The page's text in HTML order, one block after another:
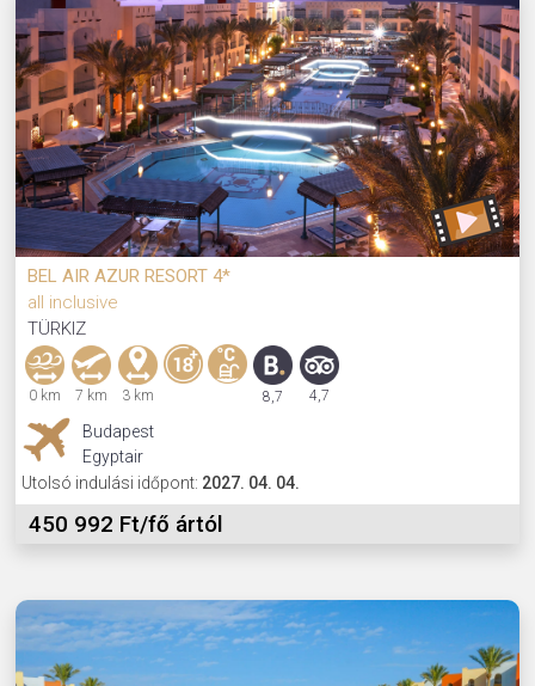
BEL AIR AZUR RESORT 4*
all inclusive
TÜRKIZ
0 km 7 km 3 km 8,7 4,7
Budapest
Egyptair
Utolsó indulási időpont: 2027. 04. 04.
450 992 Ft/fő ártól